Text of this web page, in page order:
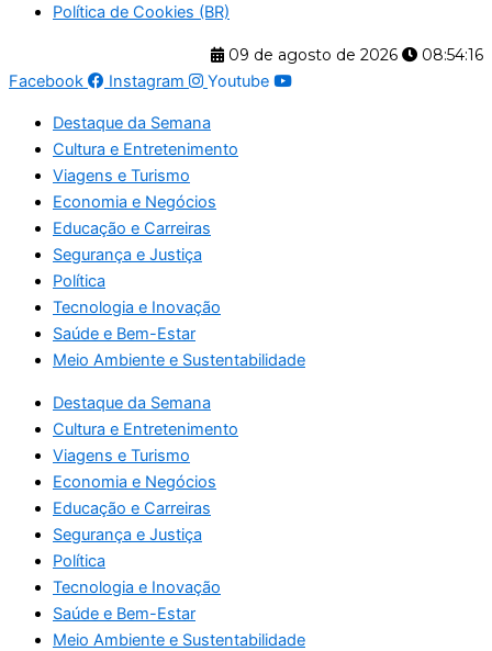
Política de Cookies (BR)
09 de agosto de 2026
08:54:16
Facebook
Instagram Youtube
Destaque da Semana
Cultura e Entretenimento
Viagens e Turismo
Economia e Negócios
Educação e Carreiras
Segurança e Justiça
Política
Tecnologia e Inovação
Saúde e Bem-Estar
Meio Ambiente e Sustentabilidade
Destaque da Semana
Cultura e Entretenimento
Viagens e Turismo
Economia e Negócios
Educação e Carreiras
Segurança e Justiça
Política
Tecnologia e Inovação
Saúde e Bem-Estar
Meio Ambiente e Sustentabilidade